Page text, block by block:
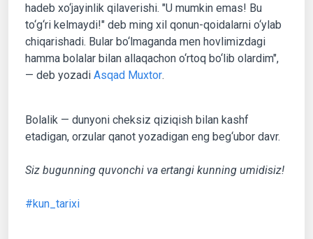
hadeb xo‘jayinlik qilaverishi. "U mumkin emas! Bu
to‘g‘ri kelmaydi!" deb ming xil qonun-qoidalarni o‘ylab
chiqarishadi. Bular bo‘lmaganda men hovlimizdagi
hamma bolalar bilan allaqachon o‘rtoq bo‘lib olardim",
— deb yozadi Asqad Muxtor.
Bolalik — dunyoni cheksiz qiziqish bilan kashf
etadigan, orzular qanot yozadigan eng beg‘ubor davr.
Siz bugunning quvonchi va ertangi kunning umidisiz!
#kun_tarixi